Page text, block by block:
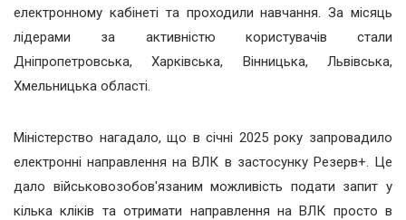
електронному кабінеті та проходили навчання. За місяць
лідерами за активністю користувачів стали
Дніпропетровська, Харківська, Вінницька, Львівська,
Хмельницька області.
Міністерство нагадало, що в січні 2025 року запровадило
електронні направлення на ВЛК в застосунку Резерв+. Це
дало військовозобов'язаним можливість подати запит у
кілька кліків та отримати направлення на ВЛК просто в